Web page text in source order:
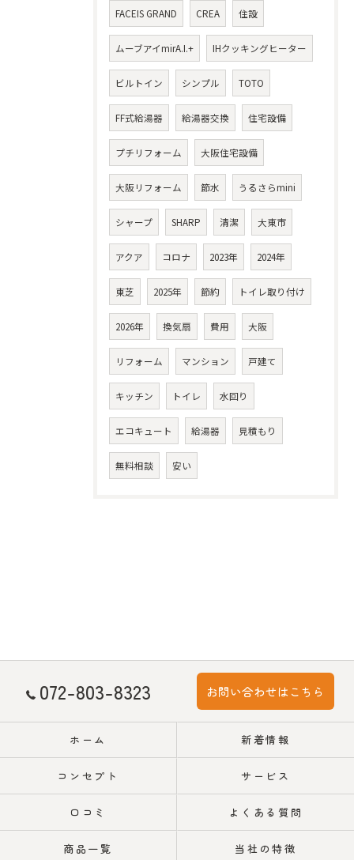
FACEIS GRAND CREA 住設
ムーブアイmirA.I.+ IHクッキングヒーター
ビルトイン シンプル TOTO
FF式給湯器 給湯器交換 住宅設備
プチリフォーム 大阪住宅設備
大阪リフォーム 節水 うるさらmini
シャープ SHARP 清潔 大東市
アクア コロナ 2023年 2024年
東芝 2025年 節約 トイレ取り付け
2026年 換気扇 費用 大阪
リフォーム マンション 戸建て
キッチン トイレ 水回り
エコキュート 給湯器 見積もり
無料相談 安い
072-803-8323 お問い合わせはこちら
ホーム 新着情報
コンセプト サービス
口コミ よくある質問
商品一覧 当社の特徴